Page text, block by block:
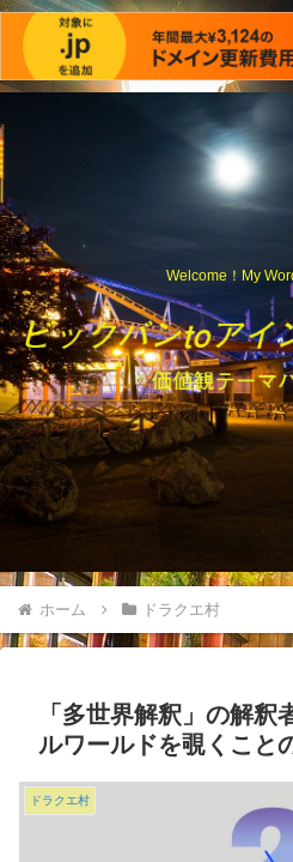
Welcome！My
ホーム ドラクエ村
「多世界解釈」の解釈
ルワールドを覗くこと
ドラクエ村